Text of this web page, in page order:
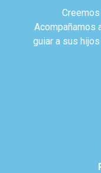
Acompañamos
guiar a sus